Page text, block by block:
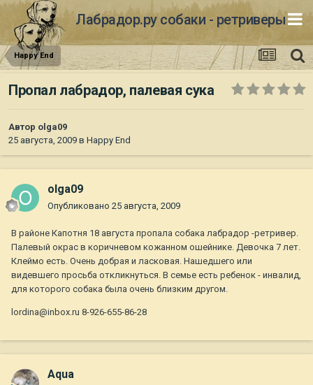
Лабрадор.ру собаки - ретриверы
Happy End
Пропал лабрадор, палевая сука
Автор olga09
25 августа, 2009 в Happy End
olga09
Опубликовано 25 августа, 2009
В районе Капотня 18 августа пропала собака лабрадор -ретривер.
Палевый окрас в коричневом кожанном ошейнике. Девочка 7 лет.
Клеймо есть. Очень добрая и ласковая. Нашедшего или
видевшего просьба откликнуться. В семье есть ребенок - инвалид,
для которого собака была очень близким другом.
lordina@inbox.ru 8-926-655-86-28
Aqua